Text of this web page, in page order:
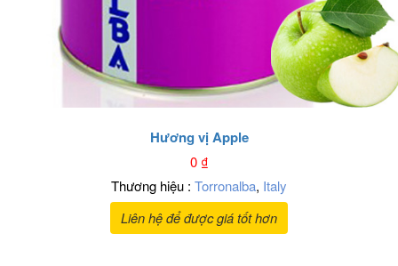
Hương vị Apple
0₫
Thương hiệu : Torronalba, Italy
Liên hệ để được giá tốt hơn